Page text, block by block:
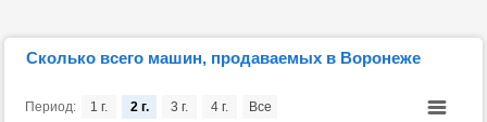
Сколько всего машин, продаваемых в Воронеже
Период: 1 г. 2 г. 3 г. 4 г. Все